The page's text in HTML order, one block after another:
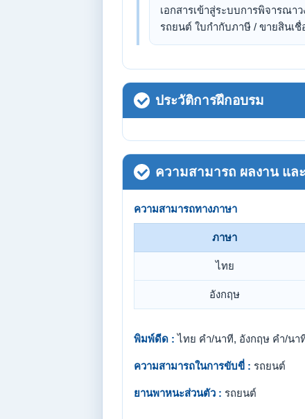
เอกสารเข้าสู่ระบบการพิจารณา
รถยนต์ ใบกำกับภาษี / ขายสินเชื่
ประวัติการฝึกอบรม
ความสามารถ ผลงาน แล
ความสามารถทางภาษา
ภาษา
ไทย
อังกฤษ
พิมพ์ดีด : ไทย คำ/นาที, อังกฤษ คำ/นา
ความสามารถในการขับขี่ : รถยนต์
ยานพาหนะส่วนตัว : รถยนต์